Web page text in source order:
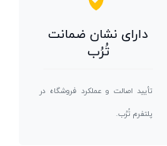
دارای نشان ضمانت
تُرُب
تأیید اصالت و عملکرد فروشگاه در
پلتفرم تُرُب.